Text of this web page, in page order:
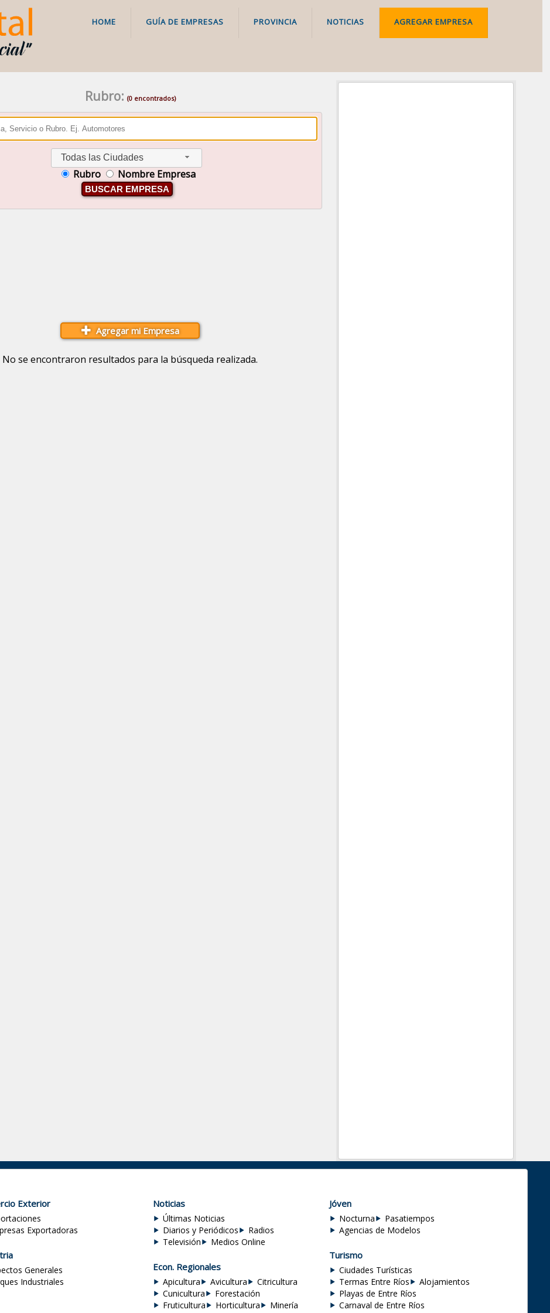
HOME GUÍA DE EMPRESAS PROVINCIA NOTICIAS AGREGAR EMPRESA
Rubro: (0 encontrados)
Todas las Ciudades
Rubro Nombre Empresa
BUSCAR EMPRESA
Agregar mi Empresa
No se encontraron resultados para la búsqueda realizada.
Exterior
Exportadoras
Generales
Industriales
Noticias
Últimas Noticias
Diarios y Periódicos
Radios
Televisión
Medios Online
Econ. Regionales
Apicultura Avicultura
Citricultura
Cunicultura
Forestación
Fruticultura
Horticultura
Minería
Jóven
Nocturna
Pasatiempos
Agencias de Modelos
Turismo
Ciudades Turísticas
Termas Entre Ríos
Alojamientos
Playas de Entre Ríos
Carnaval de Entre Ríos